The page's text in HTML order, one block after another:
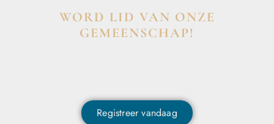
WORD LID VAN ONZE
GEMEENSCHAP!
Registreer vandaag